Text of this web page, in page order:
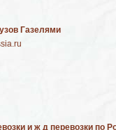
Газелями
и ж д перевозки по